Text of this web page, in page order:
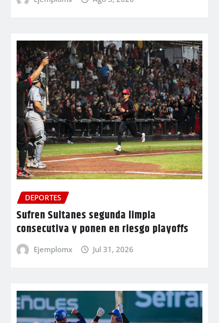
DEPORTES
Sufren Sultanes segunda limpia
consecutiva y ponen en riesgo playoffs
Ejemplomx Jul 31, 2026